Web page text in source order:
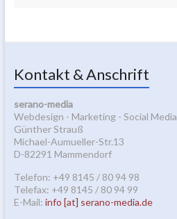
Kontakt & Anschrift
serano-media
Webdesign - Marketing - Social Media
Günther Strauß
Michael-Aumueller-Str.13
D-82291 Mammendorf
Telefon: +49 8145 / 80 94 98
Telefax: +49 8145 / 80 94 99
E-Mail: info [at] serano-media.de